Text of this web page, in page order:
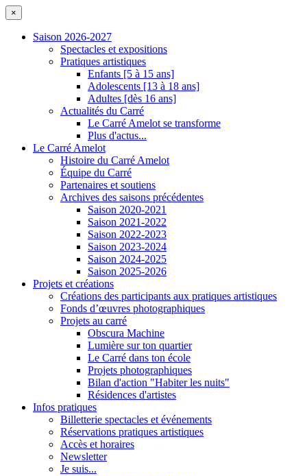
×
Saison 2026-2027
Spectacles et expositions
Pratiques artistiques
Enfants [5 à 15 ans]
Adolescents [13 à 18 ans]
Adultes [dès 16 ans]
Actualités du Carré
Le Carré Amelot se transforme
Plus d'actus...
Le Carré Amelot
Histoire du Carré Amelot
Équipe du Carré
Partenaires et soutiens
Archives des saisons précédentes
Saison 2020-2021
Saison 2021-2022
Saison 2022-2023
Saison 2023-2024
Saison 2024-2025
Saison 2025-2026
Projets et créations
Créations des participants aux pratiques artistiques
Fonds d’œuvres photographiques
Projets au carré
Obscura Machine
Lumière sur ton quartier
Le Carré dans ton école
Projets photographiques
Bilan d'action "Habiter les nuits"
Résidences d'artistes
Infos pratiques
Billetterie spectacles et événements
Réservations pratiques artistiques
Accès et horaires
Newsletter
Je suis...